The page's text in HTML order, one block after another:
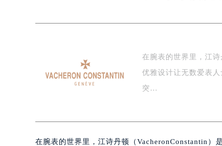
在腕表的世界里，江
优雅设计让无数爱表
突…
在腕表的世界里，江诗丹顿（VacheronConstantin）